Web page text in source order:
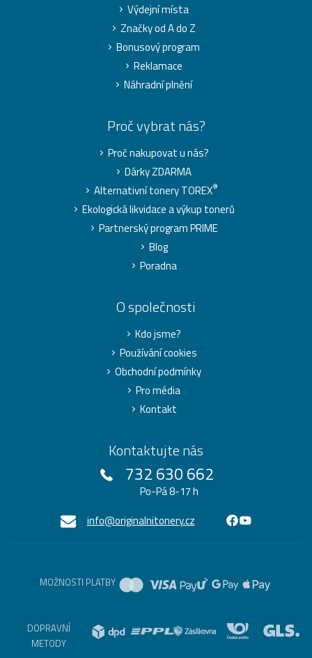
Výdejní místa
Značky od A do Z
Bonusový program
Reklamace
Náhradní plnění
Proč vybrat nás?
Proč nakupovat u nás?
Dárky ZDARMA
Alternativní tonery TOREX®
Ekologická likvidace a výkup tonerů
Partnerský program PRIME
Blog
Poradna
O společnosti
Kdo jsme?
Používání cookies
Obchodní podmínky
Pro média
Kontakt
Kontaktujte nás
732 630 662
Po-Pá 8-17 h
info@originalnitonery.cz
MOŽNOSTI PLATBY
DOPRAVNÍ
METODY